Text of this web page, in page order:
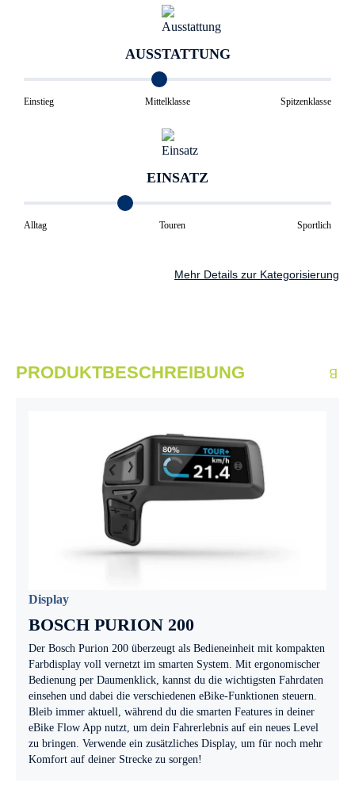
AUSSTATTUNG
Einstieg Mittelklasse Spitzenklasse
EINSATZ
Alltag Touren Sportlich
Mehr Details zur Kategorisierung
PRODUKTBESCHREIBUNG
Display
BOSCH PURION 200
Der Bosch Purion 200 überzeugt als Bedieneinheit mit kompakten
Farbdisplay voll vernetzt im smarten System. Mit ergonomischer
Bedienung per Daumenklick, kannst du die wichtigsten Fahrdaten
einsehen und dabei die verschiedenen eBike-Funktionen steuern.
Bleib immer aktuell, während du die smarten Features in deiner
eBike Flow App nutzt, um dein Fahrerlebnis auf ein neues Level
zu bringen. Verwende ein zusätzliches Display, um für noch mehr
Komfort auf deiner Strecke zu sorgen!